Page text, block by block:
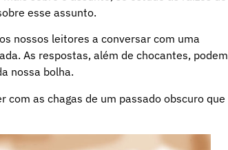
esse assunto.
nossos leitores a conversar com uma
As respostas, além de chocantes, podem
nossa bolha.
as chagas de um passado obscuro que